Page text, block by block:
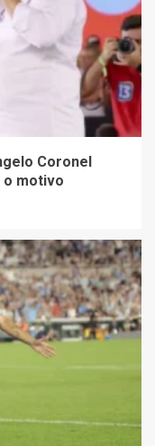
Coronel
o motivo